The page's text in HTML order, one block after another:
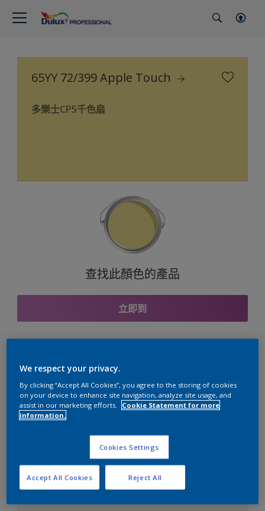
65YY 72/399 Apple Touch
多樂士CP5千色扇
查找此顏色的產品
立即到
與之協調的色彩組合
We respect your privacy.
By clicking “Accept All Cookies”, you agree to the storing of cookies
on your device to enhance site navigation, analyze site usage, and
assist in our marketing efforts.
Cookie Statement for more
information.
Cookies Settings
Reject All
Accept All Cookies